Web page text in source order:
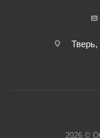
2026 ©